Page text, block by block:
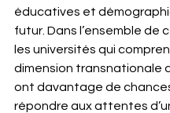
éducatives et
futur. Dans l’ensemble de
les universités qui
dimension transnationale
ont davantage de
répondre aux attentes